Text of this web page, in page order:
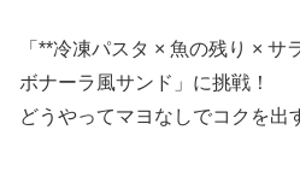
「**冷凍パスタ × 魚の残り ×
ボナーラ風サンド」に挑戦！
どうやってマヨなしでコクを出